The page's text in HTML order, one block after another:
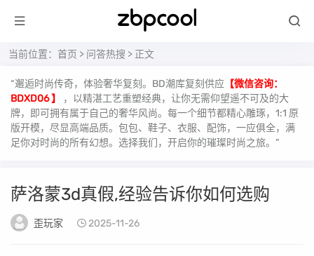
当前位置： 首页 > 问答热搜 > 正文
“邂逅时尚传奇，体验奢华复刻。BD潮库复刻供应 【微信咨询：
BDXD06 】
，以精湛工艺重塑经典，让你无需仰望遥不可及的大
牌，即可拥有属于自己的奢华风尚。每一个细节都精心雕琢，1:1 原
版开模，尽显高端品质。包包、鞋子、衣服、配饰，一应俱全，满
足你对时尚的所有幻想。选择我们，开启你的璀璨时尚之旅。”
萨洛蒙3d真假,经验告诉你如何选购
歪玩家 2025-11-26